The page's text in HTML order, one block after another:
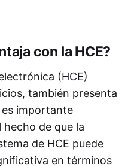
con la HCE?
(HCE)
también presenta
es importante
hecho de que la
de HCE puede
en términos